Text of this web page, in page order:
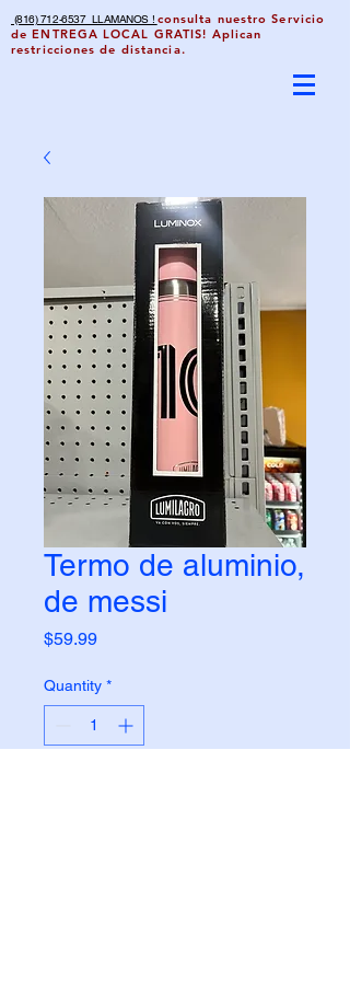
(816) 712-6537 LLAMANOS ! consulta nuestro Servicio
de ENTREGA LOCAL GRATIS! Aplican
restricciones de distancia.
Termo de aluminio,
de messi
$59.99Price
Quantity *